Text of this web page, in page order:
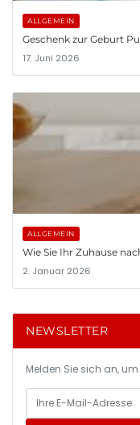
ALLGEMEIN
Geschenk zur Geburt
17. Juni 2026
ALLGEMEIN
Wie Sie Ihr Zuhause
2. Januar 2026
NEWSLETTER
Melden Sie sich an,